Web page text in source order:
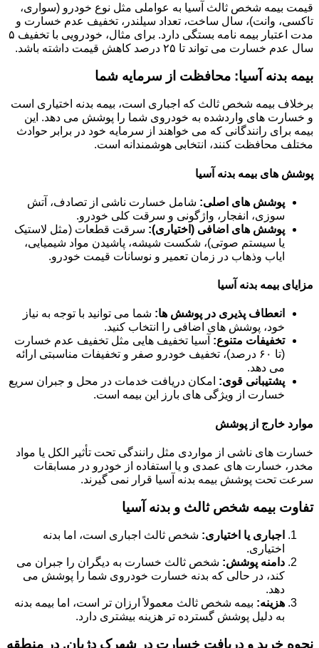
قیمت بیمه شخص ثالث آسیا به عواملی مثل نوع خودرو (سواری،
تاکسی، وانت)، سال ساخت، تعداد سیلندر، تخفیف عدم خسارت و
مدت اعتبار بیمه نامه بستگی دارد. برای مثال، خودرویی با تخفیف ۵
سال عدم خسارت می تواند تا ۲۵ درصد کاهش قیمت داشته باشد.
بیمه بدنه آسیا: محافظت از سرمایه شما
برخلاف بیمه شخص ثالث که اجباری است، بیمه بدنه اختیاری است
و خسارت های واردشده به خودروی شما را پوشش می دهد. این
بیمه برای رانندگانی که می خواهند از سرمایه خود در برابر حوادث
مختلف محافظت کنند، انتخابی هوشمندانه است.
پوشش های بیمه بدنه آسیا
پوشش های اصلی: شامل خسارت ناشی از تصادف، آتش
سوزی، انفجار، واژگونی و سرقت کلی خودرو.
پوشش های اضافی (اختیاری): سرقت قطعات (مثل لاستیک
یا سیستم صوتی)، شکست شیشه، پاشیدن مواد شیمیایی،
ایاب وذهاب در زمان تعمیر و نوسانات قیمت خودرو.
مزایای بیمه بدنه آسیا
انعطاف پذیری در پوشش ها: شما می توانید با توجه به نیاز
خود، پوشش های اضافی را انتخاب کنید.
تخفیفات متنوع: آسیا تخفیف هایی مثل تخفیف عدم خسارت
(تا ۶۰ درصد)، تخفیف خودرو صفر و تخفیفات مناسبتی ارائه
می دهد.
پشتیبانی قوی: امکان دریافت خدمات در محل و جبران سریع
خسارت از ویژگی های بارز این بیمه است.
موارد خارج از پوشش
خسارت های ناشی از مواردی مثل رانندگی تحت تأثیر الکل یا مواد
مخدر، خسارت های عمدی و یا استفاده از خودرو در مسابقات
سرعت تحت پوشش بیمه بدنه آسیا قرار نمی گیرند.
تفاوت بیمه شخص ثالث و بدنه آسیا
اجباری یا اختیاری: شخص ثالث اجباری است، اما بدنه
اختیاری.
دامنه پوشش: شخص ثالث خسارت به دیگران را جبران می
کند، در حالی که بدنه خسارت خودروی شما را پوشش می
دهد.
هزینه: بیمه شخص ثالث معمولاً ارزان تر است، اما بیمه بدنه
به دلیل پوشش گسترده تر هزینه بیشتری دارد.
نحوه خرید و دریافت خسارت در شهرک دژبان, در منطقه